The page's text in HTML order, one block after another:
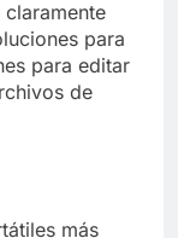
para
para editar
de
más